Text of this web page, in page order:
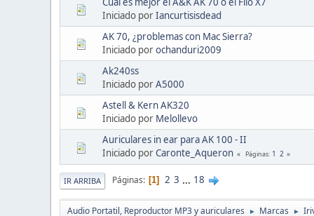
Iniciado porIancurtisisdead
AK 70, ¿problemas con Mac Sierra?
Iniciado porochanduri2009
Ak240ss
Iniciado porA5000
Astell & Kern AK320
Iniciado por Melollevo
Auriculares in ear para AK 100 - II
Iniciado porCaronte_Aqueron Páginas 1 2
IR ARRIBA Páginas 1 2 3 ... 18
Audio Portatil, Reproductor MP3 y auriculares ► Marcas ►